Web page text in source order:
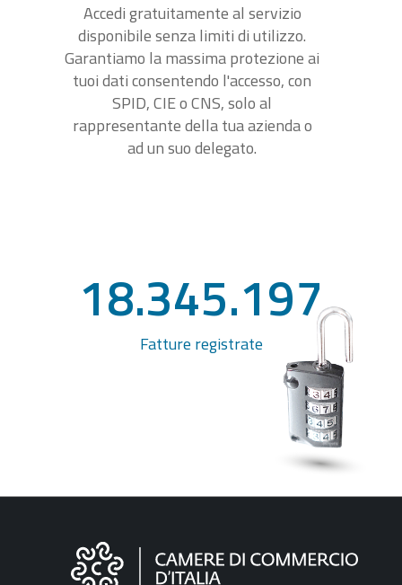
Accedi gratuitamente al servizio
disponibile senza limiti di utilizzo.
Garantiamo la massima protezione ai
tuoi dati consentendo l'accesso, con
SPID, CIE o CNS, solo al
rappresentante della tua azienda o
ad un suo delegato.
18.345.197
Fatture registrate
Informazioni